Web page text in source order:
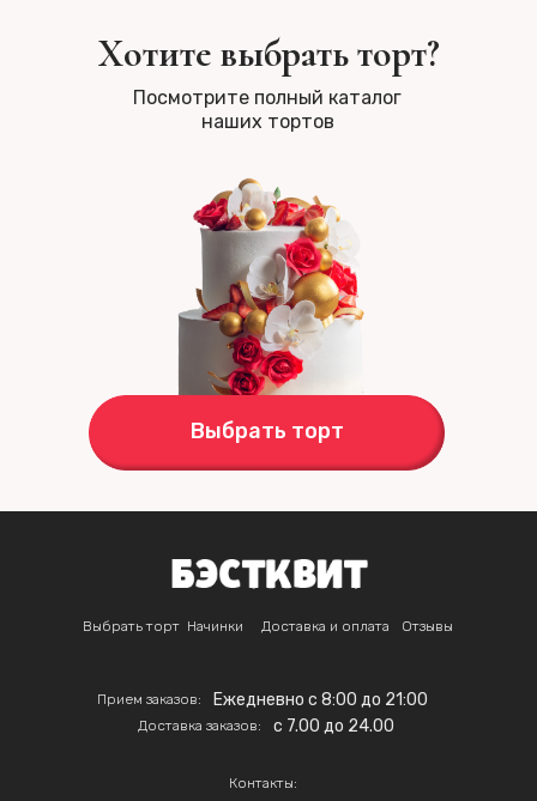
Хотите выбрать торт?
Посмотрите полный каталог
наших тортов
Выбрать торт
Контакты:
Выбрать торт Начинки Доставка и оплата Отзывы
Прием заказов: Ежедневно с 8:00 до 21:00
Доставка заказов: c 7.00 до 24.00